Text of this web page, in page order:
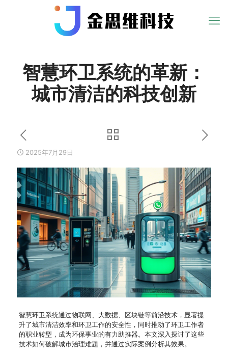
智慧环卫系统的革新：
城市清洁的科技创新
2025年7月29日
智慧环卫系统通过物联网、大数据、区块链等前沿技术，显著提
升了城市清洁效率和环卫工作的安全性，同时推动了环卫工作者
的职业转型，成为环保事业的有力助推器。本文深入探讨了这些
技术如何破解城市治理难题，并通过实际案例分析其效果。